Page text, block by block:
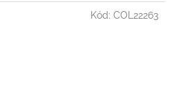
Kód: COL22263